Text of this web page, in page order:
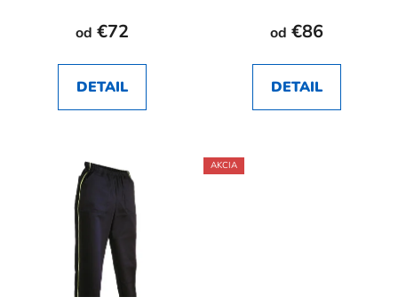
od €72
DETAIL
od €86
DETAIL
AKCIA